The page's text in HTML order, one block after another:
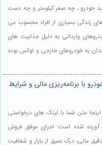
خودرو ، چه صفر کیلومتر و چه دست
زندگی بسیاری از افراد محسوب می
وارداتی به دلیل جذابیت های
به خودروهای خارجی و لوکس بوده
با برنامه‌ریزی مالی و شرایط
متن شما با لینک های درخواستی
شده است: اجرای موفق فروش
مالی، درک عمیق از بازار و شفافیت